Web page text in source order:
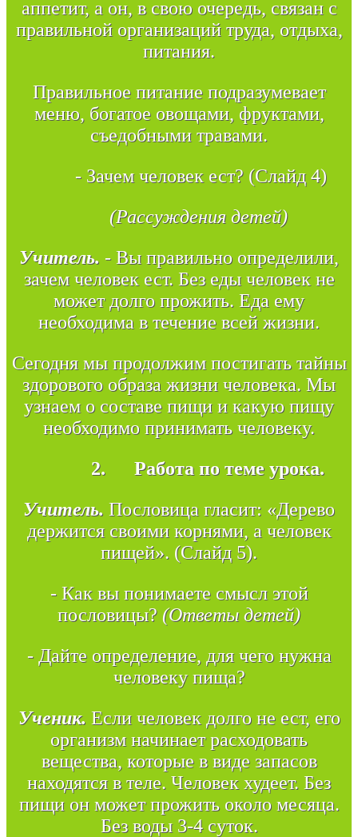
аппетит, а он, в свою очередь, связан с
правильной организаций труда, отдыха,
питания.
Правильное питание подразумевает
меню, богатое овощами, фруктами,
съедобными травами.
- Зачем человек ест? (Слайд 4)
(Рассуждения детей)
Учитель. - Вы правильно определили,
зачем человек ест. Без еды человек не
может долго прожить. Еда ему
необходима в течение всей жизни.
Сегодня мы продолжим постигать тайны
здорового образа жизни человека. Мы
узнаем о составе пищи и какую пищу
необходимо принимать человеку.
2. Работа по теме урока.
Учитель. Пословица гласит: «Дерево
держится своими корнями, а человек
пищей». (Слайд 5).
- Как вы понимаете смысл этой
пословицы? (Ответы детей)
- Дайте определение, для чего нужна
человеку пища?
Ученик. Если человек долго не ест, его
организм начинает расходовать
вещества, которые в виде запасов
находятся в теле. Человек худеет. Без
пищи он может прожить около месяца.
Без воды 3-4 суток.